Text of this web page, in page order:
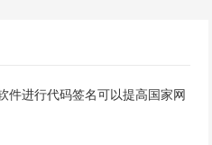
件进行代码签名可以提高国家网